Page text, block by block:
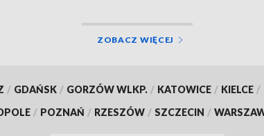
ZOBACZ WIĘCEJ
/ GDAŃSK / GORZÓW WLKP. / KATOWICE / KIELCE /
/ POZNAŃ / RZESZÓW / SZCZECIN /